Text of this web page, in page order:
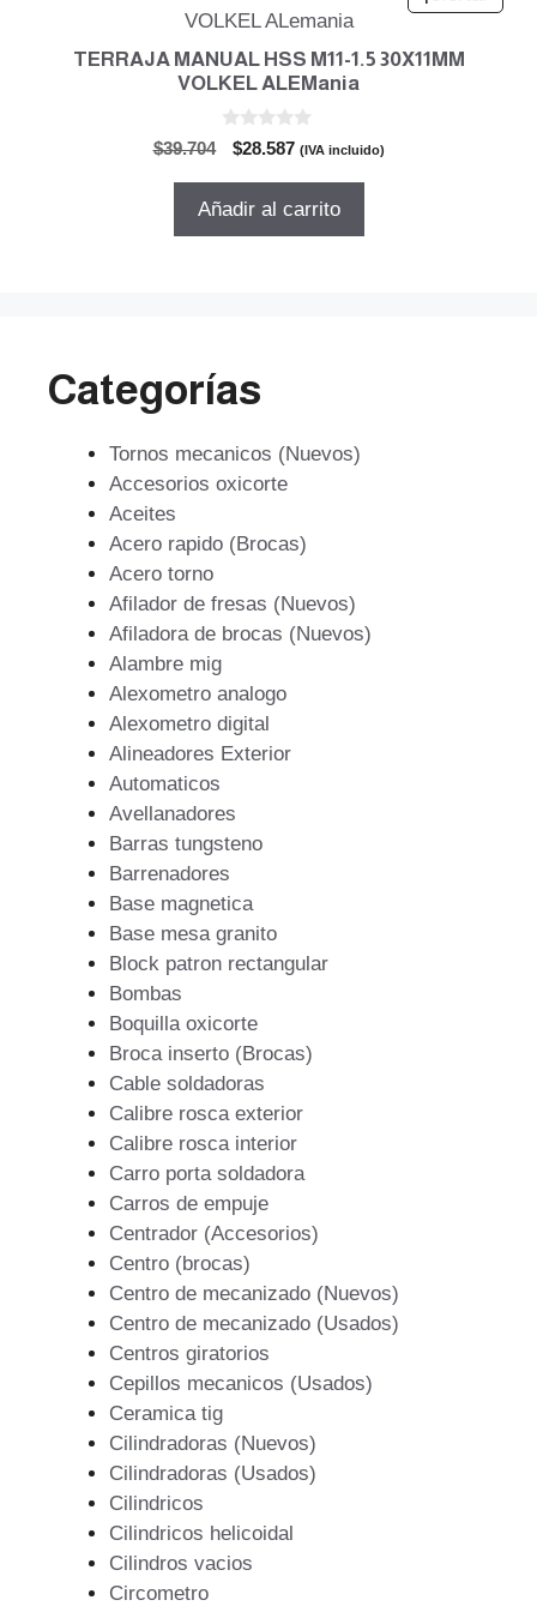
TERRAJA MANUAL HSS M11-1.5 30X11MM
VOLKEL ALEMania
$39.704
El
original
$28.587El
actual
(IVA incluido)
Añadir al carrito
Categorías
Tornos mecanicos (Nuevos)
Accesorios oxicorte
Aceites
Acero rapido (Brocas)
Acero torno
Afilador de fresas (Nuevos)
Afiladora de brocas (Nuevos)
Alambre mig
Alexometro analogo
Alexometro digital
Alineadores Exterior
Automaticos
Avellanadores
Barras tungsteno
Barrenadores
Base magnetica
Base mesa granito
Block patron rectangular
Bombas
Boquilla oxicorte
Broca inserto (Brocas)
Cable soldadoras
Calibre rosca exterior
Calibre rosca interior
Carro porta soldadora
Carros de empuje
Centrador (Accesorios)
Centro (brocas)
Centro de mecanizado (Nuevos)
Centro de mecanizado (Usados)
Centros giratorios
Cepillos mecanicos (Usados)
Ceramica tig
Cilindradoras (Nuevos)
Cilindradoras (Usados)
Cilindricos
Cilindricos helicoidal
Cilindros vacios
Circometro